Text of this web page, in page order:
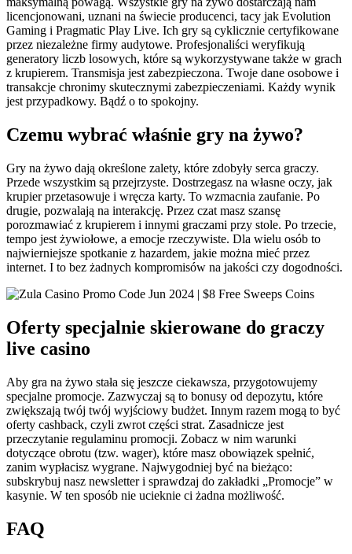
licencjonowani, uznani na świecie producenci, tacy jak Evolution
Gaming i Pragmatic Play Live. Ich gry są cyklicznie certyfikowane
przez niezależne firmy audytowe. Profesjonaliści weryfikują
generatory liczb losowych, które są wykorzystywane także w grach
z krupierem. Transmisja jest zabezpieczona. Twoje dane osobowe i
transakcje chronimy skutecznymi zabezpieczeniami. Każdy wynik
jest przypadkowy. Bądź o to spokojny.
Czemu wybrać właśnie gry na żywo?
Gry na żywo dają określone zalety, które zdobyły serca graczy.
Przede wszystkim są przejrzyste. Dostrzegasz na własne oczy, jak
krupier przetasowuje i wręcza karty. To wzmacnia zaufanie. Po
drugie, pozwalają na interakcję. Przez czat masz szansę
porozmawiać z krupierem i innymi graczami przy stole. Po trzecie,
tempo jest żywiołowe, a emocje rzeczywiste. Dla wielu osób to
najwierniejsze spotkanie z hazardem, jakie można mieć przez
internet. I to bez żadnych kompromisów na jakości czy dogodności.
Oferty specjalnie skierowane do graczy
live casino
Aby gra na żywo stała się jeszcze ciekawsza, przygotowujemy
specjalne promocje. Zazwyczaj są to bonusy od depozytu, które
zwiększają twój twój wyjściowy budżet. Innym razem mogą to być
oferty cashback, czyli zwrot części strat. Zasadnicze jest
przeczytanie regulaminu promocji. Zobacz w nim warunki
dotyczące obrotu (tzw. wager), które masz obowiązek spełnić,
zanim wypłacisz wygrane. Najwygodniej być na bieżąco:
subskrybuj nasz newsletter i sprawdzaj do zakładki „Promocje” w
kasynie. W ten sposób nie ucieknie ci żadna możliwość.
FAQ